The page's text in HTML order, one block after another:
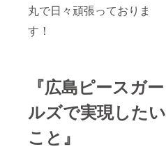
丸で日々頑張っておりま
す！
『広島ピースガー
ルズで実現したい
こと』